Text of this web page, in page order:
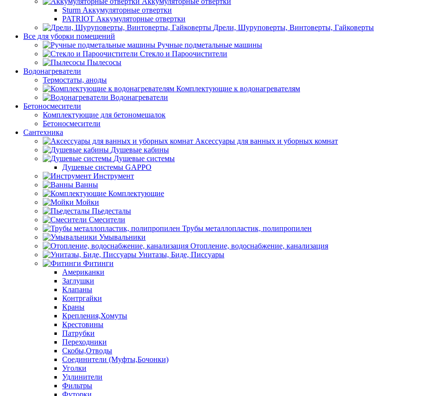
Sturm Аккумуляторные отвертки
PATRIOT Аккумуляторные отвертки
Дрели, Шуруповерты, Винтоверты, Гайковерты
Все для уборки помещений
Ручные подметальные машины
Стекло и Пароочистители
Пылесосы
Водонагреватели
Термостаты, аноды
Комплектующие к водонагревателям
Водонагреватели
Бетоносмесители
Комплектующие для бетономешалок
Бетоносмесители
Сантехника
Аксессуары для ванных и уборных комнат
Душевые кабины
Душевые системы
Душевые системы GAPPO
Инструмент
Ванны
Комплектующие
Мойки
Пьедесталы
Смесители
Трубы металлопластик, полипропилен
Умывальники
Отопление, водоснабжение, канализация
Унитазы, Биде, Писсуары
Фитинги
Американки
Заглушки
Клапаны
Контргайки
Краны
Крепления,Хомуты
Крестовины
Патрубки
Переходники
Скобы,Отводы
Соединители (Муфты,Бочонки)
Уголки
Удлинители
Фильтры
Футорки